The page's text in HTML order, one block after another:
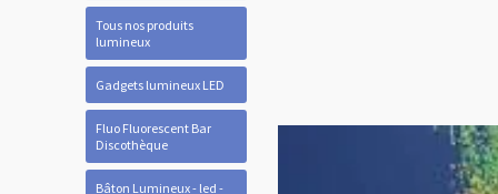
Tous nos produits
lumineux
Gadgets lumineux LED
Fluo Fluorescent Bar
Discothèque
Bâton Lumineux - led -